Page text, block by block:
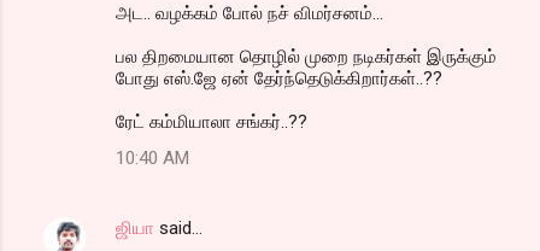
அட.. வழக்கம் போல் நச் விமர்சனம்...
பல திறமையான தொழில் முறை நடிகர்கள் இருக்கும்
போது எஸ்.ஜே ஏன் தேர்ந்தெடுக்கிறார்கள்..??
ரேட் கம்மியாலா சங்கர்..??
10:40 AM
ஜியா said…